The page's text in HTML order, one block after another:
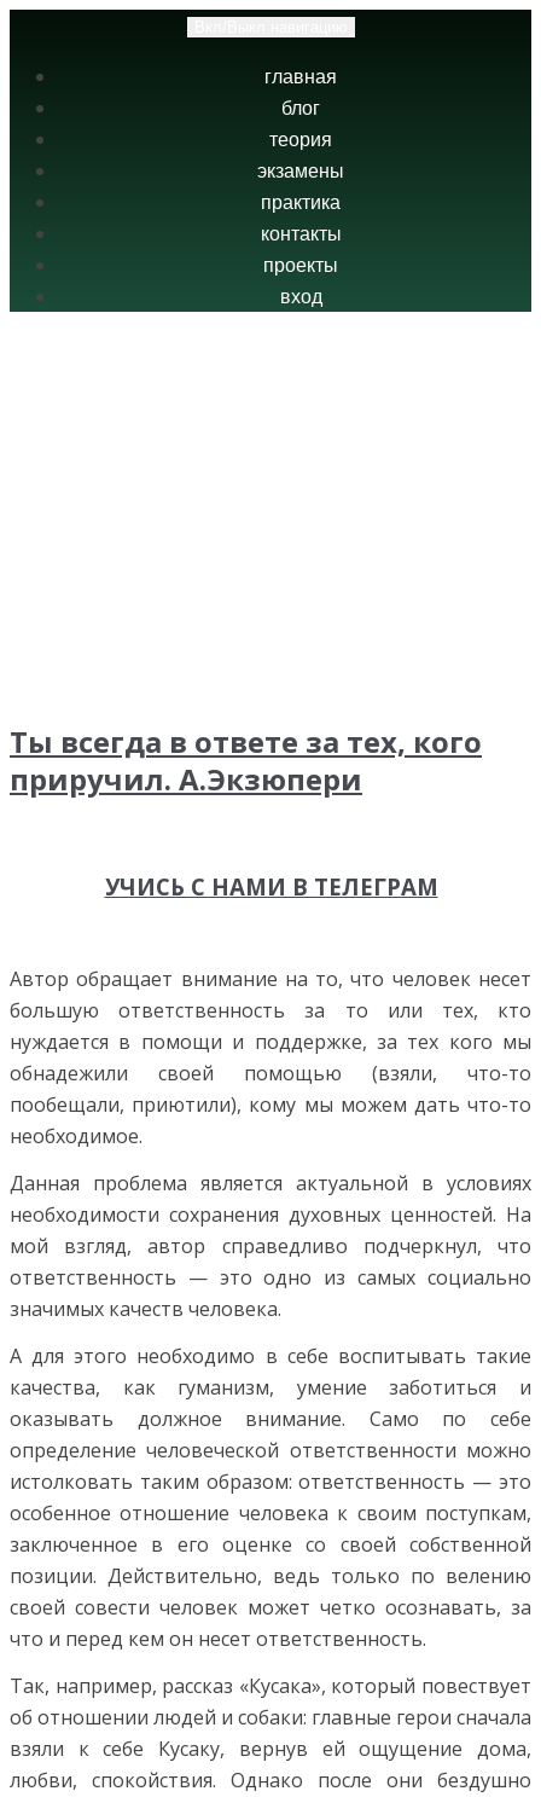
главная
блог
теория
экзамены
практика
контакты
проекты
вход
Ты всегда в ответе за тех, кого
приручил. А.Экзюпери
УЧИСЬ С НАМИ В ТЕЛЕГРАМ
Автор обращает внимание на то, что человек несет
большую ответственность за то или тех, кто
нуждается в помощи и поддержке, за тех кого мы
обнадежили своей помощью (взяли, что-то
пообещали, приютили), кому мы можем дать что-то
необходимое.
Данная проблема является актуальной в условиях
необходимости сохранения духовных ценностей. На
мой взгляд, автор справедливо подчеркнул, что
ответственность — это одно из самых социально
значимых качеств человека.
А для этого необходимо в себе воспитывать такие
качества, как гуманизм, умение заботиться и
оказывать должное внимание. Само по себе
определение человеческой ответственности можно
истолковать таким образом: ответственность — это
особенное отношение человека к своим поступкам,
заключенное в его оценке со своей собственной
позиции. Действительно, ведь только по велению
своей совести человек может четко осознавать, за
что и перед кем он несет ответственность.
Так, например, рассказ «Кусака», который повествует
об отношении людей и собаки: главные герои сначала
взяли к себе Кусаку, вернув ей ощущение дома,
любви, спокойствия. Однако после они бездушно